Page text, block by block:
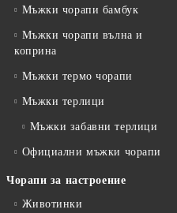
Мъжки чорапи бамбук
Мъжки чорапи вълна и
коприна
Мъжки термо чорапи
Мъжки терлици
Мъжки забавни терлици
Официални мъжки чорапи
Чорапи за настроение
Животинки